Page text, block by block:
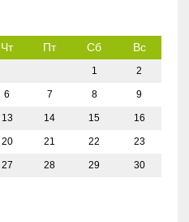
Чт Пт Сб Вс
1 2
6 7 8 9
13 14 15 16
20 21 22 23
27 28 29 30